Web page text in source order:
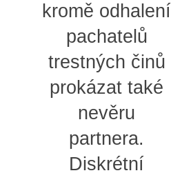
kromě odhalení
pachatelů
trestných činů
prokázat také
nevěru
partnera.
Diskrétní